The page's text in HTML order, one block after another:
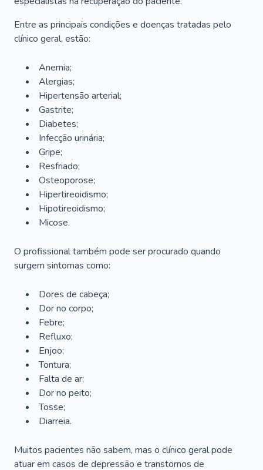
Entre as principais condições e doenças tratadas pelo
clínico geral, estão:
Anemia;
Alergias;
Hipertensão arterial;
Gastrite;
Diabetes;
Infecção urinária;
Gripe;
Resfriado;
Osteoporose;
Hipertireoidismo;
Hipotireoidismo;
Micose.
O profissional também pode ser procurado quando
surgem sintomas como:
Dores de cabeça;
Dor no corpo;
Febre;
Refluxo;
Enjoo;
Tontura;
Falta de ar;
Dor no peito;
Tosse;
Diarreia.
Muitos pacientes não sabem, mas o clínico geral pode
atuar em casos de depressão e transtornos de